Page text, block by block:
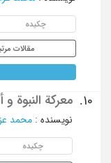
چکیده
مقالات
10. معرکة النبوة و
نویسنده : محمد
چکیده